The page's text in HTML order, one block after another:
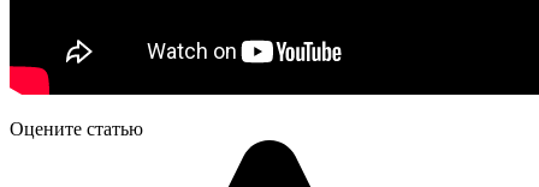
Оцените статью